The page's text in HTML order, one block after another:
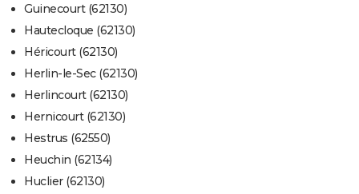
Guinecourt (62130)
Hautecloque (62130)
Héricourt (62130)
Herlin-le-Sec (62130)
Herlincourt (62130)
Hernicourt (62130)
Hestrus (62550)
Heuchin (62134)
Huclier (62130)